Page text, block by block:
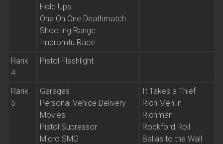
Hold Ups
One On One Deathmatch
Shooting Range
Impromtu Race
Rank
4
Pistol Flashlight
Rank
5
Garages
Personal Vehice Delivery
Movies
Pistol Supressor
Micro SMG
It Takes a Thief
Rich Men in
Richman
Rockford Roll
Ballas to the Wall